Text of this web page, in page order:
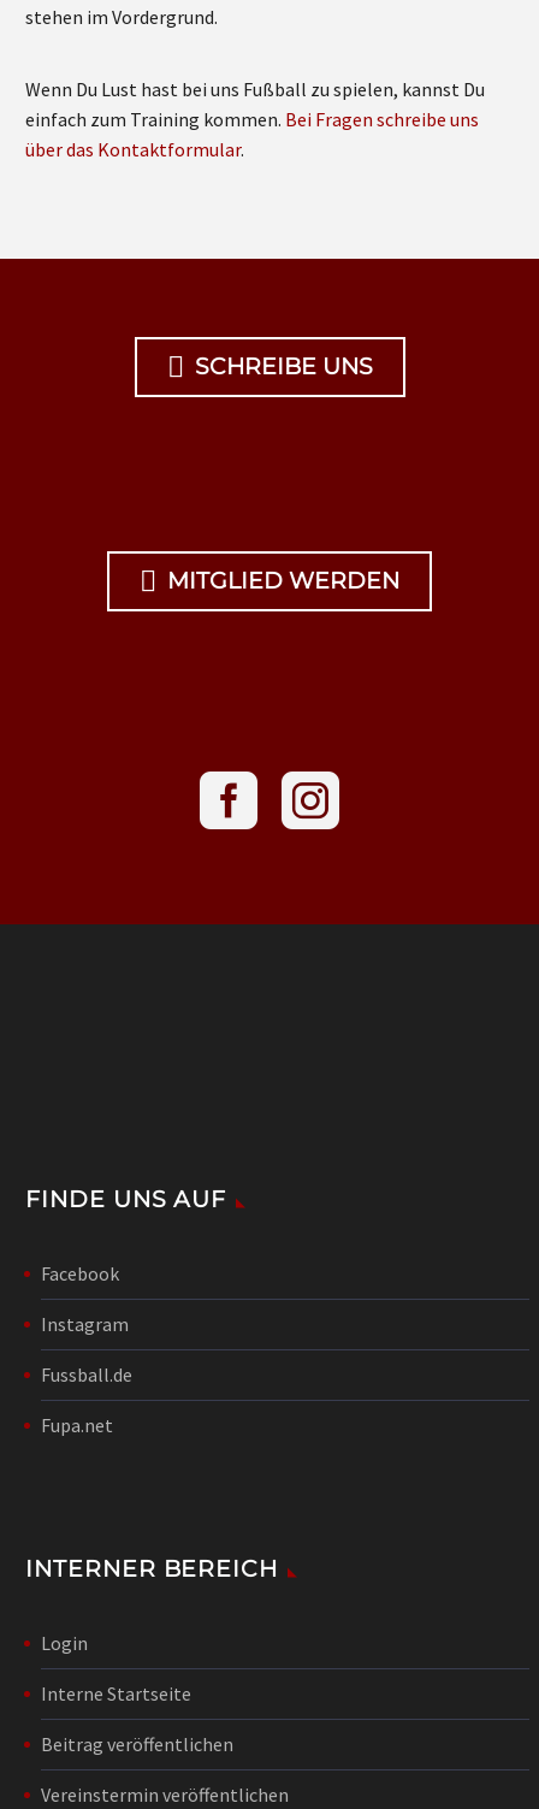
stehen im Vordergrund.
Wenn Du Lust hast bei uns Fußball zu spielen, kannst Du
einfach zum Training kommen. Bei Fragen schreibe uns
über das Kontaktformular.
 SCHREIBE UNS
 MITGLIED WERDEN
FINDE UNS AUF
Facebook
Instagram
Fussball.de
Fupa.net
INTERNER BEREICH
Login
Interne Startseite
Beitrag veröffentlichen
Vereinstermin veröffentlichen